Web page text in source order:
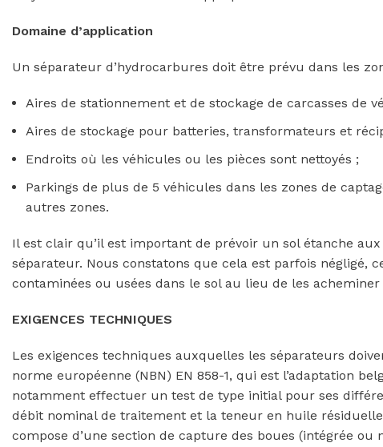
Domaine d’application
Un séparateur d’hydrocarbures doit être prévu dans les
Aires de stationnement et de stockage de carcasses de
Aires de stockage pour batteries, transformateurs et
Endroits où les véhicules ou les pièces sont nettoyés ;
Parkings de plus de 5 véhicules dans les zones de
autres zones.
Il est clair qu’il est important de prévoir un sol étanche
séparateur. Nous constatons que cela est parfois négligé,
contaminées ou usées dans le sol au lieu de les
EXIGENCES TECHNIQUES
Les exigences techniques auxquelles les séparateurs
norme européenne (NBN) EN 858-1, qui est l’adaptation
notamment effectuer un test de type initial pour ses
débit nominal de traitement et la teneur en huile
compose d’une section de capture des boues (intégrée